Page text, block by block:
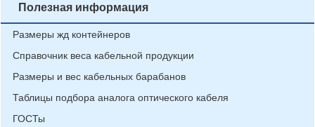
Полезная информация
Размеры жд контейнеров
Справочник веса кабельной продукции
Размеры и вес кабельных барабанов
Таблицы подбора аналога оптического кабеля
ГОСТы